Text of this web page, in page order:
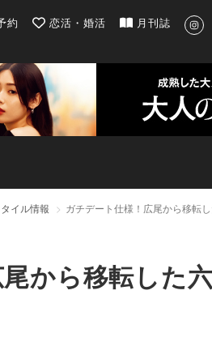
| 最新のグルメ、洗練されたライフス
約 恋活・婚活 月刊誌
イル情報 ガチデート仕様！広尾から移転
から移転した